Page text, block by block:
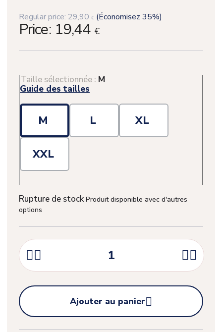
Regular price: 29,90 € (Économisez 35%)
Price: 19,44 €
Taille sélectionnée : M
Guide des tailles
M L XL
XXL
Rupture de stock Produit disponible avec d'autres
options
 

Ajouter au panier